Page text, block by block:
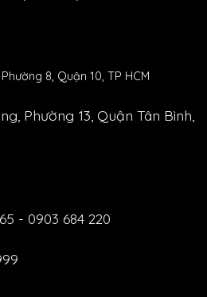
Phường 8, Quận 10, TP HCM
Phường 13, Quận Tân Bình,
- 0903 684 220